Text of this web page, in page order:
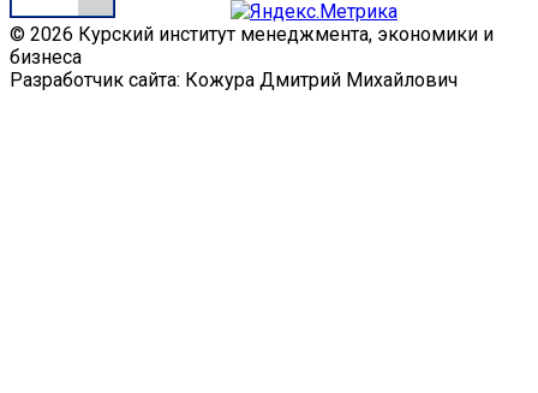
© 2026 Курский институт менеджмента, экономики и
бизнеса
Разработчик сайта: Кожура Дмитрий Михайлович